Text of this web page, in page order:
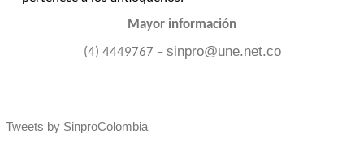
Mayor información
(4) 4449767 – sinpro@une.net.co
Tweets by SinproColombia